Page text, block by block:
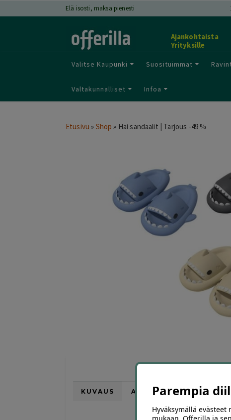
Elä isosti, maksa pienesti
Ajankohtaista
Yrityksille
Valitse Kaupunki Suosituimmat
Valtakunnalliset Infoa
Etusivu » Shop » Hai sandaalit | Tarjous -49 %
KUVAUS ARVIOT (0)Parempia
Hyväksymällä